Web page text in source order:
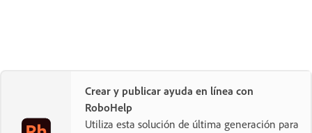
Crear y publicar ayuda en línea con
RoboHelp
Utiliza esta solución de última generación para